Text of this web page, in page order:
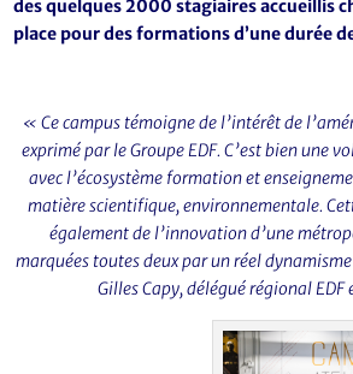
des quelques 2000 stagiaires accueillis
place pour des formations d’une durée
« Ce campus témoigne de l’intérêt de
exprimé par le Groupe EDF. C’est bien une
avec l’écosystème formation et
matière scientifique, environnementale.
également de l’innovation d’une
marquées toutes deux par un réel
Gilles Capy, délégué régional EDF